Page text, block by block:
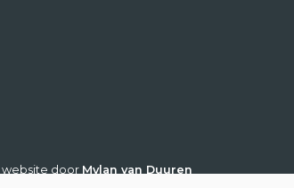
website door Mylan van Duuren